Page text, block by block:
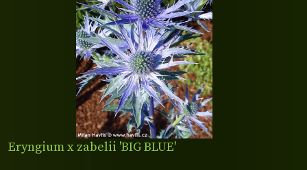
Eryngium x zabelii 'BIG BLUE'